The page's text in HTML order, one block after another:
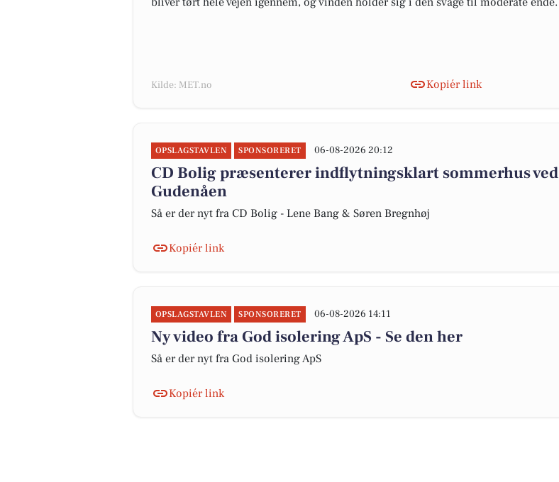
Kilde: MET.no Kopiér link
OPSLAGSTAVLEN SPONSORERET 06-08-2026 20:12
CD Bolig præsenterer indflytningsklart sommerhus ved
Gudenåen
Så er der nyt fra CD Bolig - Lene Bang & Søren Bregnhøj
Kopiér link
OPSLAGSTAVLEN SPONSORERET 06-08-2026 14:11
Ny video fra God isolering ApS - Se den her
Så er der nyt fra God isolering ApS
Kopiér link